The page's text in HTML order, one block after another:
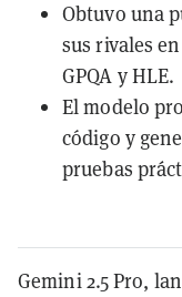
Obtuvo una
sus rivales
GPQA y HLE.
El modelo
código y
pruebas
Gemini 2.5 Pro,